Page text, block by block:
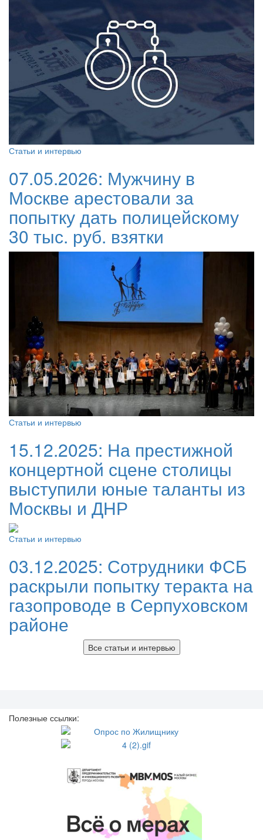
Статьи и интервью
07.05.2026: Мужчину в
Москве арестовали за
попытку дать полицейскому
30 тыс. руб. взятки
Статьи и интервью
15.12.2025: На престижной
концертной сцене столицы
выступили юные таланты из
Москвы и ДНР
Статьи и интервью
03.12.2025: Сотрудники ФСБ
раскрыли попытку теракта на
газопроводе в Серпуховском
районе
Все статьи и интервью
Полезные ссылки: